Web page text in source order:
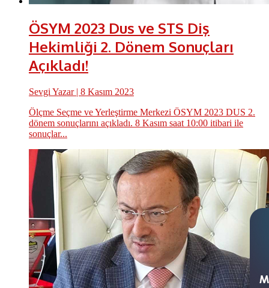
ÖSYM 2023 Dus ve STS Diş
Hekimliği 2. Dönem Sonuçları
Açıkladı!
Sevgi Yazar| 8 Kasım 2023
Ölçme Seçme ve Yerleştirme Merkezi ÖSYM 2023 DUS 2.
dönem sonuçlarını açıkladı. 8 Kasım saat 10:00 itibari ile
sonuçlar...